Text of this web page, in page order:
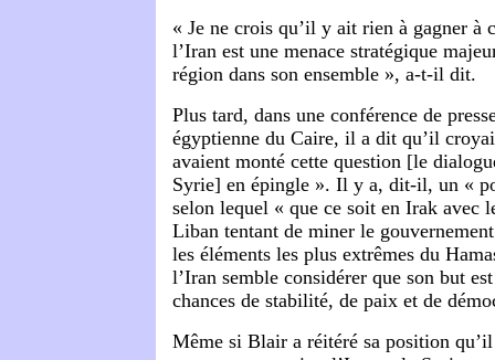
« Je ne crois qu’il y ait rien à gagner à
l’Iran est une menace stratégique
région dans son ensemble », a-t-il dit.
Plus tard, dans une conférence de
égyptienne du Caire, il a dit qu’il
avaient monté cette question [le
Syrie] en épingle ». Il y a, dit-il, un «
selon lequel « que ce soit en Irak avec
Liban tentant de miner le
les éléments les plus extrêmes du
l’Iran semble considérer que son but
chances de stabilité, de paix et de
Même si Blair a réitéré sa position